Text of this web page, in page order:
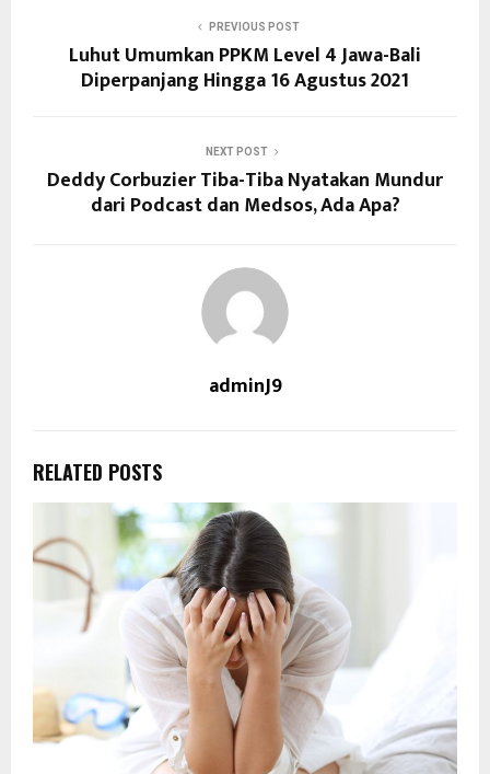
PREVIOUS POST
Luhut Umumkan PPKM Level 4 Jawa-Bali
Diperpanjang Hingga 16 Agustus 2021
NEXT POST
Deddy Corbuzier Tiba-Tiba Nyatakan Mundur
dari Podcast dan Medsos, Ada Apa?
adminJ9
RELATED POSTS